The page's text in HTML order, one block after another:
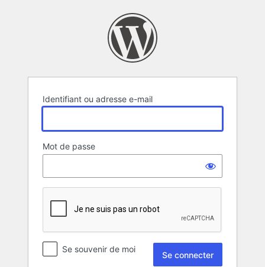
Identifiant ou adresse e-mail
Mot de passe
Se souvenir de moi